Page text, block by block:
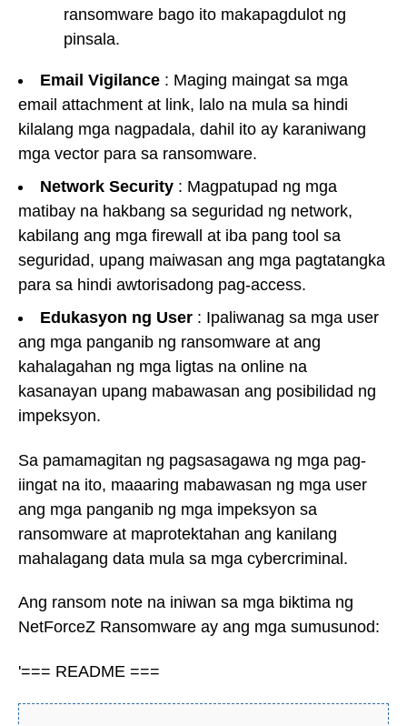
ransomware bago ito makapagdulot ng
pinsala.
Email Vigilance : Maging maingat sa mga
email attachment at link, lalo na mula sa hindi
kilalang mga nagpadala, dahil ito ay karaniwang
mga vector para sa ransomware.
Network Security : Magpatupad ng mga
matibay na hakbang sa seguridad ng network,
kabilang ang mga firewall at iba pang tool sa
seguridad, upang maiwasan ang mga pagtatangka
para sa hindi awtorisadong pag-access.
Edukasyon ng User : Ipaliwanag sa mga user
ang mga panganib ng ransomware at ang
kahalagahan ng mga ligtas na online na
kasanayan upang mabawasan ang posibilidad ng
impeksyon.
Sa pamamagitan ng pagsasagawa ng mga pag-
iingat na ito, maaaring mabawasan ng mga user
ang mga panganib ng mga impeksyon sa
ransomware at maprotektahan ang kanilang
mahalagang data mula sa mga cybercriminal.
Ang ransom note na iniwan sa mga biktima ng
NetForceZ Ransomware ay ang mga sumusunod:
'=== README ===